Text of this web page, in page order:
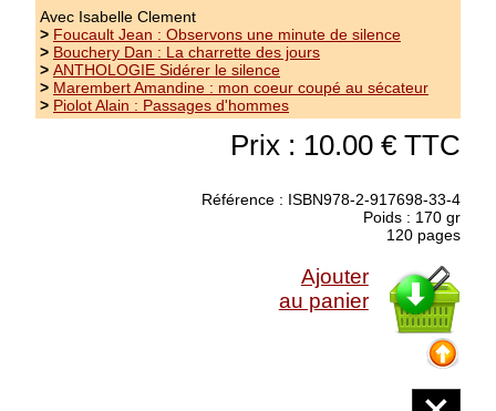
Avec Isabelle Clement
> Foucault Jean : Observons une minute de silence
> Bouchery Dan : La charrette des jours
> ANTHOLOGIE Sidérer le silence
> Marembert Amandine : mon coeur coupé au sécateur
> Piolot Alain : Passages d'hommes
Prix : 10.00 € TTC
Référence : ISBN978-2-917698-33-4
Poids : 170 gr
120 pages
Ajouter
au panier